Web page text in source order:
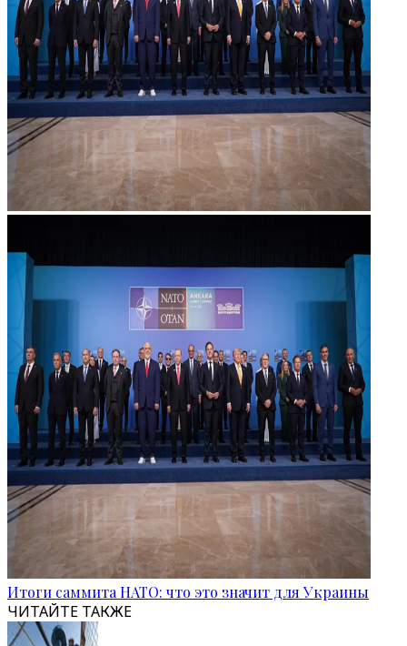
Итоги саммита НАТО: что это значит для Украины
ЧИТАЙТЕ ТАКЖЕ